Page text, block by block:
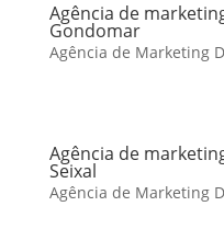
Agência de
Gondomar
Agência de Marketing
Agência de
Seixal
Agência de Marketing